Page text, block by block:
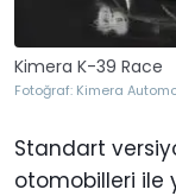
Kimera K-39 Race
Fotoğraf: Kimera
Standart
otomobilleri ile